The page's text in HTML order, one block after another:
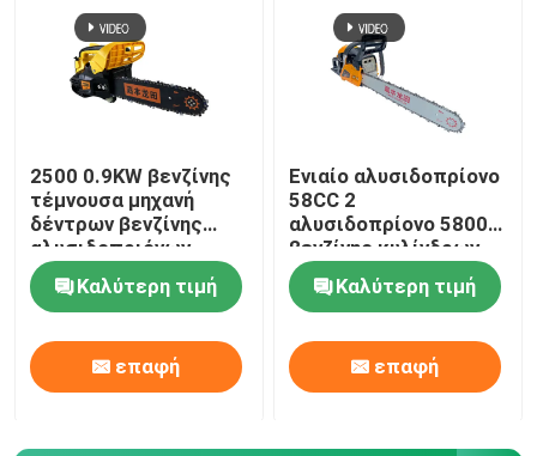
2500 0.9KW βενζίνης
τέμνουσα μηχανή
δέντρων βενζίνης
αλυσιδοπριόνων
25.4cc μικρή
Καλύτερη τιμή
επαφή
Ενιαίο αλυσιδοπρίονο
58CC 2
αλυσιδοπρίονο 5800
βενζίνης κυλίνδρων
2.3KW κτυπήματος
Καλύτερη τιμή
επαφή